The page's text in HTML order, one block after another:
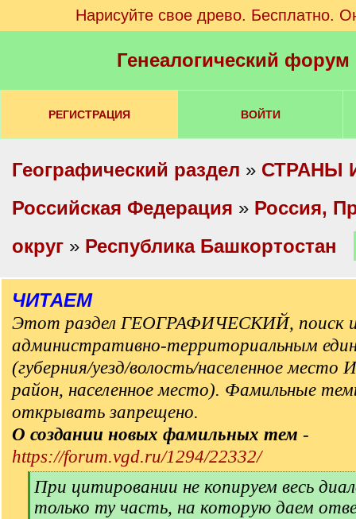
Нарисуйте свое древо. Бесплатно.
Генеалогический
РЕГИСТРАЦИЯ ВОЙТИ
Географический раздел » СТРАНЫ
Российская Федерация » Россия,
округ » Республика Башкортостан
ЧИТАЕМ
Этот раздел ГЕОГРАФИЧЕСКИЙ, поиск
административно-территориальным
(губерния/уезд/волость/населенное
район, населенное место). Фамильные
открывать запрещено.
О создании новых фамильных тем -
https://forum.vgd.ru/1294/22332/
[
q
]
При цитировании не копируем весь
только ту часть, на которую даем